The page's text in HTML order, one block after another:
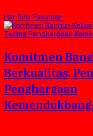
Har Biro Pasuruan
Komitmen
Berkualitas,
Penghargaan